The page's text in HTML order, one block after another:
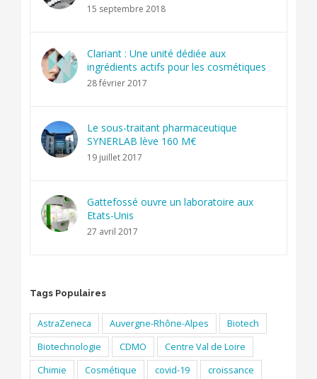
15 septembre 2018
Clariant : Une unité dédiée aux
ingrédients actifs pour les cosmétiques
28 février 2017
Le sous-traitant pharmaceutique
SYNERLAB lève 160 M€
19 juillet 2017
Gattefossé ouvre un laboratoire aux
Etats-Unis
27 avril 2017
Tags Populaires
AstraZeneca Auvergne-Rhône-Alpes
Biotech
Biotechnologie
CDMO
Centre Val de Loire
Chimie
Cosmétique covid-19 croissance